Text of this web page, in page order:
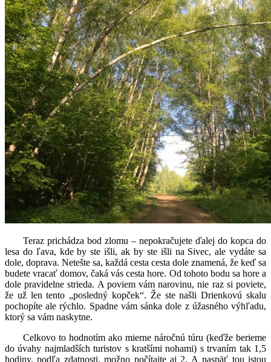
Teraz prichádza bod zlomu – nepokračujete ďalej do kopca do
lesa do ľava, kde by ste išli, ak by ste išli na Sivec, ale vydáte sa
dole, doprava. Netešte sa, každá cesta cesta dole znamená, že keď sa
budete vracať domov, čaká vás cesta hore. Od tohoto bodu sa hore a
dole pravidelne strieda. A poviem vám narovinu, nie raz si poviete,
že už len tento „posledný kopček“. Že ste našli Drienkovú skalu
pochopíte ale rýchlo. Spadne vám sánka dole z úžasného výhľadu,
ktorý sa vám naskytne.
Celkovo to hodnotím ako mierne náročnú túru (keďže berieme
do úvahy najmladších turistov s kratšími nohami) s trvaním tak 1,5
hodiny, podľa zdatnosti, možno počítajte aj 2. A naspäť tou istou